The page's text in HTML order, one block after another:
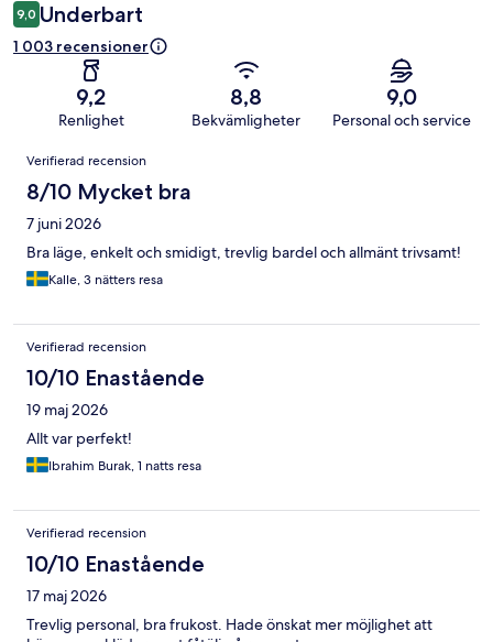
9,0 Underbart
1 003 recensioner
9,2
Renlighet
8,8
Bekvämligheter
9,0
Personal och service
Recensioner
Verifierad recension
8/10 Mycket bra
7 juni 2026
Bra läge, enkelt och smidigt, trevlig bardel och allmänt trivsamt!
Kalle, 3 nätters resa
Verifierad recension
10/10 Enastående
19 maj 2026
Allt var perfekt!
Ibrahim Burak, 1 natts resa
Verifierad recension
10/10 Enastående
17 maj 2026
Trevlig personal, bra frukost. Hade önskat mer möjlighet att